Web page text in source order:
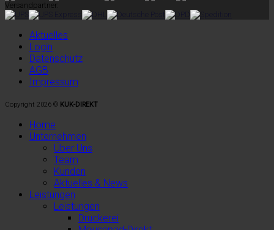
Versandpartner:
Aktuelles
Login
Datenschutz
AGB
Impressum
Copyright 2026 © KUK-DIREKT
Home
Unternehmen
Über Uns
Team
Kunden
Aktuelles & News
Leistungen
Leistungen
Druckerei